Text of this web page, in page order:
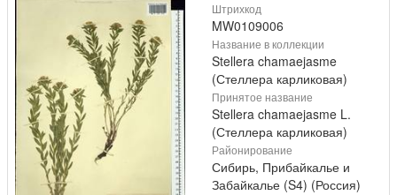
Штрихкод
MW0109006
Название в коллекции
Stellera chamaejasme
(Стеллера карликовая)
Принятое название
Stellera chamaejasme L.
(Стеллера карликовая)
Районирование
Сибирь, Прибайкалье и
Забайкалье (S4) (Россия)